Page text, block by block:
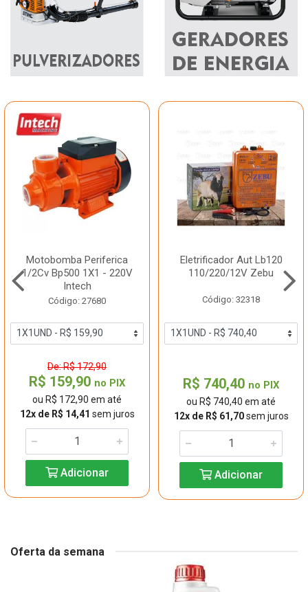
Motobomba Periferica
1/2Cv Bp500 1X1 - 220V
Intech
Código: 27680
De: R$ 172,90
R$ 159,90 no PIX
ou R$ 172,90 em até
12x de R$ 14,41 sem juros
Adicionar
Eletrificador Aut Lb120
110/220/12V Zebu
Código: 32318
R$ 740,40 no PIX
ou R$ 740,40 em até
12x de R$ 61,70sem juros
Adicionar
Oferta da semana